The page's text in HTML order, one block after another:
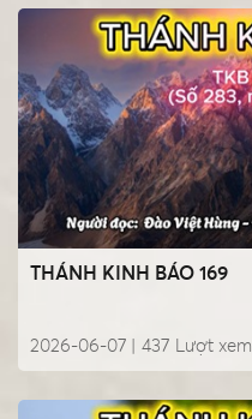
THÁNH KINH BÁO 169
2026-06-07 | Lượt xem
437